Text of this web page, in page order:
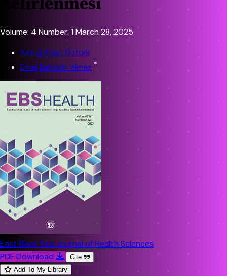
Volume: 4 Number: 1 March 28, 2025
Aytuğ Kaan Öztürk
Emel Bahadır Yılmaz *
East Black Sea Journal of Health Sciences
PDF Download
Cite
Add To My Library